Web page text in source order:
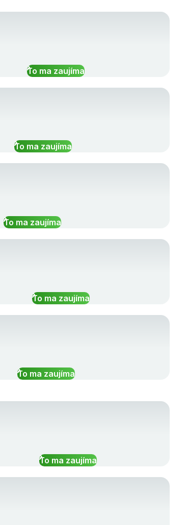
To ma zaujíma
To ma zaujíma
To ma zaujíma
To ma zaujíma
To ma zaujíma
To ma zaujíma